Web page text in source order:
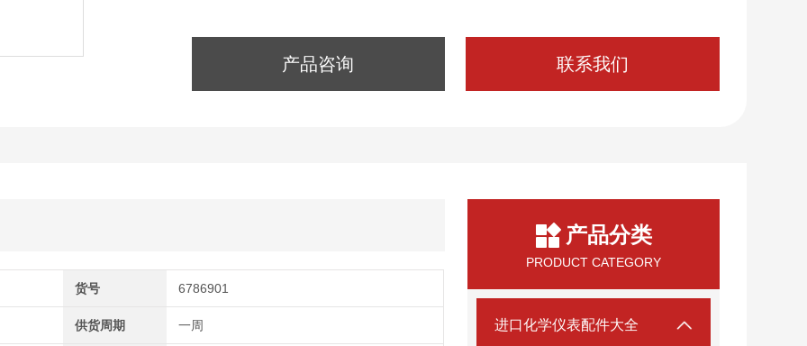
产品咨询 联系我们
货号 6786901
供货周期 一周
产品分类
PRODUCT CATEGORY
进口化学仪表配件大全